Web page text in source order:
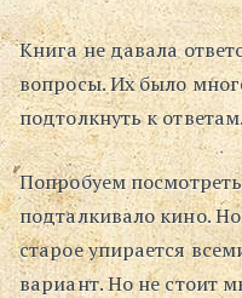
Книга не давала
вопросы. Их было
подтолкнуть к
Попробуем
подталкивало кино.
старое упирается
вариант. Но не стоит